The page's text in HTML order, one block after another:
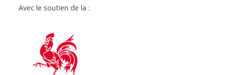
Avec le soutien de la :